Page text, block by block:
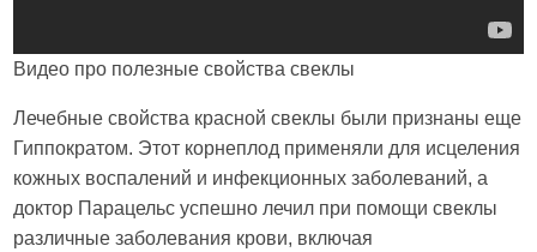
Видео про полезные свойства свеклы
Лечебные свойства красной свеклы были признаны еще
Гиппократом. Этот корнеплод применяли для исцеления
кожных воспалений и инфекционных заболеваний, а
доктор Парацельс успешно лечил при помощи свеклы
различные заболевания крови, включая